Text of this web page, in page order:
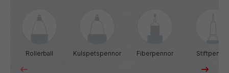
Rollerball Kulspetspennor Fiberpennor